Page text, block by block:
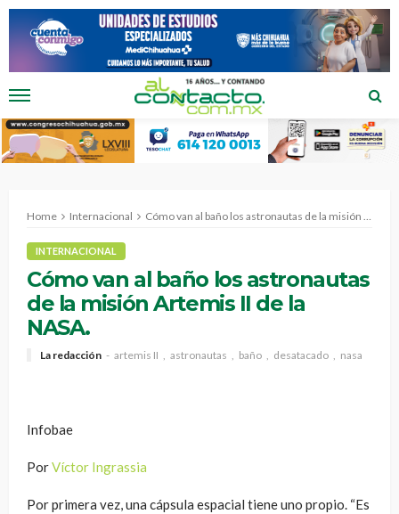
Home Internacional Cómo van al baño los astronautas de la misión Artemis II de la NASA.
INTERNACIONAL
Cómo van al baño los astronautas
de la misión Artemis II de la
NASA.
La redacción artemis II astronautas baño desatacado nasa
Infobae
PorVíctor Ingrassia
Por primera vez, una cápsula espacial tiene uno propio. “Es